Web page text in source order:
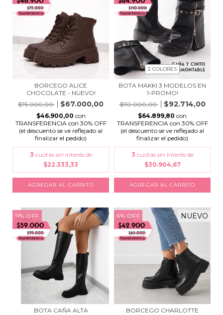
BORCEGO ALICE
CHOCOLATE - NUEVO!
$75.000,00
$67.000,00
$46.900,00 con
TRANSFERENCIA con 30% OFF
(el descuento se ve reflejado al
finalizar el pedido)
3 cuotas sin interés de
$22.333,33
AGREGAR AL CARRITO
2 COLORES
BOTA MAKKI 3 MODELOS EN
1-PROMO!
$110.000,00
$92.714,00
$64.899,80 con
TRANSFERENCIA con 30% OFF
(el descuento se ve reflejado al
finalizar el pedido)
3 cuotas sin interés de
$30.904,67
AGREGAR AL CARRITO
11% OFF
BOTA CAÑA ALTA
6% OFF NUEVO
BORCEGO CHARLOTTE